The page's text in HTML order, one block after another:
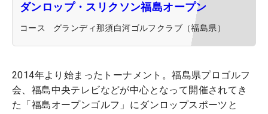
ダンロップ・スリクソン福島オープン
コース グランディ那須白河ゴルフクラブ（福島県）
2014年より始まったトーナメント。福島県プロゴルフ
会、福島中央テレビなどが中心となって開催されてき
た「福島オープンゴルフ」にダンロップスポーツと